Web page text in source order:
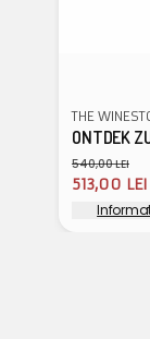
THE
ONTDEK
Normale
prijs
540,00 LEI
513,00 LEI